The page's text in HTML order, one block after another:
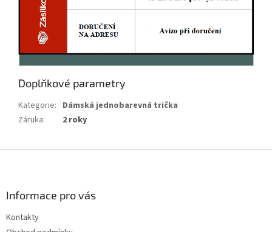
Doplňkové parametry
Kategorie: Dámská jednobarevná trička
Záruka: 2 roky
Informace pro vás
Kontakty